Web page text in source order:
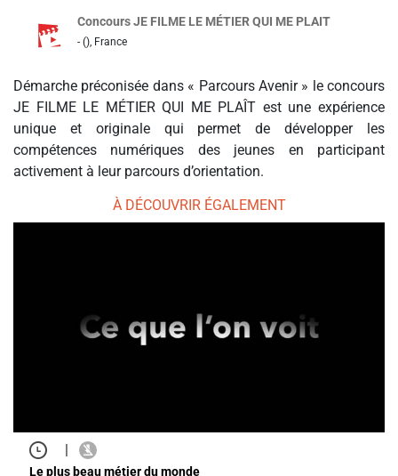
Concours JE FILME LE MÉTIER QUI ME PLAIT
- (), France
Démarche préconisée dans « Parcours Avenir » le concours
JE FILME LE MÉTIER QUI ME PLAÎT est une expérience
unique et originale qui permet de développer les
compétences numériques des jeunes en participant
activement à leur parcours d’orientation.
À DÉCOUVRIR ÉGALEMENT
|
Le plus beau métier du monde